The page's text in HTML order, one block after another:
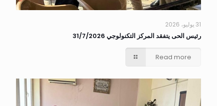
31 يوليو، 2026
رئيس الحى يتفقد المركز التكنولوجي 31/7/2026
Read more